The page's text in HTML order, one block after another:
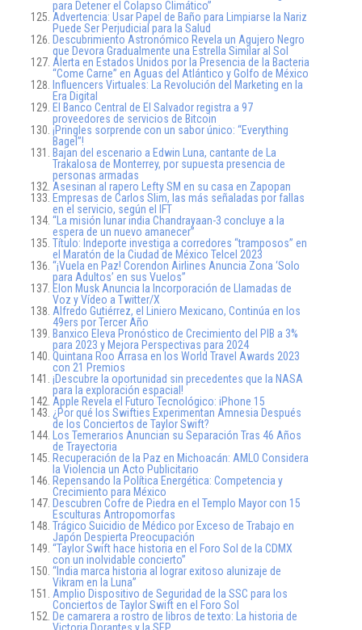
para Detener el Colapso Climático”
Advertencia: Usar Papel de Baño para Limpiarse la Nariz
Puede Ser Perjudicial para la Salud
Descubrimiento Astronómico Revela un Agujero Negro
que Devora Gradualmente una Estrella Similar al Sol
Alerta en Estados Unidos por la Presencia de la Bacteria
“Come Carne” en Aguas del Atlántico y Golfo de México
Influencers Virtuales: La Revolución del Marketing en la
Era Digital
El Banco Central de El Salvador registra a 97
proveedores de servicios de Bitcoin
¡Pringles sorprende con un sabor único: “Everything
Bagel”!
Bajan del escenario a Edwin Luna, cantante de La
Trakalosa de Monterrey, por supuesta presencia de
personas armadas
Asesinan al rapero Lefty SM en su casa en Zapopan
Empresas de Carlos Slim, las más señaladas por fallas
en el servicio, según el IFT
“La misión lunar india Chandrayaan-3 concluye a la
espera de un nuevo amanecer”
Título: Indeporte investiga a corredores “tramposos” en
el Maratón de la Ciudad de México Telcel 2023
“¡Vuela en Paz! Corendon Airlines Anuncia Zona ‘Solo
para Adultos’ en sus Vuelos”
Elon Musk Anuncia la Incorporación de Llamadas de
Voz y Vídeo a Twitter/X
Alfredo Gutiérrez, el Liniero Mexicano, Continúa en los
49ers por Tercer Año
Banxico Eleva Pronóstico de Crecimiento del PIB a 3%
para 2023 y Mejora Perspectivas para 2024
Quintana Roo Arrasa en los World Travel Awards 2023
con 21 Premios
¡Descubre la oportunidad sin precedentes que la NASA
para la exploración espacial!
Apple Revela el Futuro Tecnológico: iPhone 15
¿Por qué los Swifties Experimentan Amnesia Después
de los Conciertos de Taylor Swift?
Los Temerarios Anuncian su Separación Tras 46 Años
de Trayectoria
Recuperación de la Paz en Michoacán: AMLO Considera
la Violencia un Acto Publicitario
Repensando la Política Energética: Competencia y
Crecimiento para México
Descubren Cofre de Piedra en el Templo Mayor con 15
Esculturas Antropomorfas
Trágico Suicidio de Médico por Exceso de Trabajo en
Japón Despierta Preocupación
“Taylor Swift hace historia en el Foro Sol de la CDMX
con un inolvidable concierto”
“India marca historia al lograr exitoso alunizaje de
Vikram en la Luna”
Amplio Dispositivo de Seguridad de la SSC para los
Conciertos de Taylor Swift en el Foro Sol
De camarera a rostro de libros de texto: La historia de